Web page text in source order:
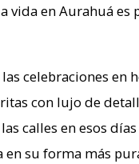
vida en Aurahuá
celebraciones en
con lujo de
calles en esos
su forma más